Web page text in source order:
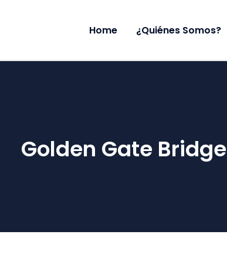
Home ¿Quiénes Somos?
Golden Gate Bridge